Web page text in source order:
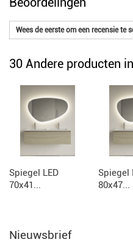
Wees de eerste om een recensie te
30 Andere producten
Spiegel LED
70x41...
Spiegel
80x47...
Nieuwsbrief